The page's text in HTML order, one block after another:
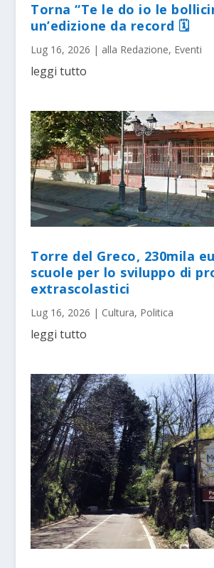
Torna “Te le do io le
un’edizione da record 🗓
Lug 16, 2026 | alla Redazione, Eventi
leggi tutto
Torre del Greco, 230mila
scuole per lo sviluppo di
extrascolastici
Lug 16, 2026 | Cultura, Politica
leggi tutto